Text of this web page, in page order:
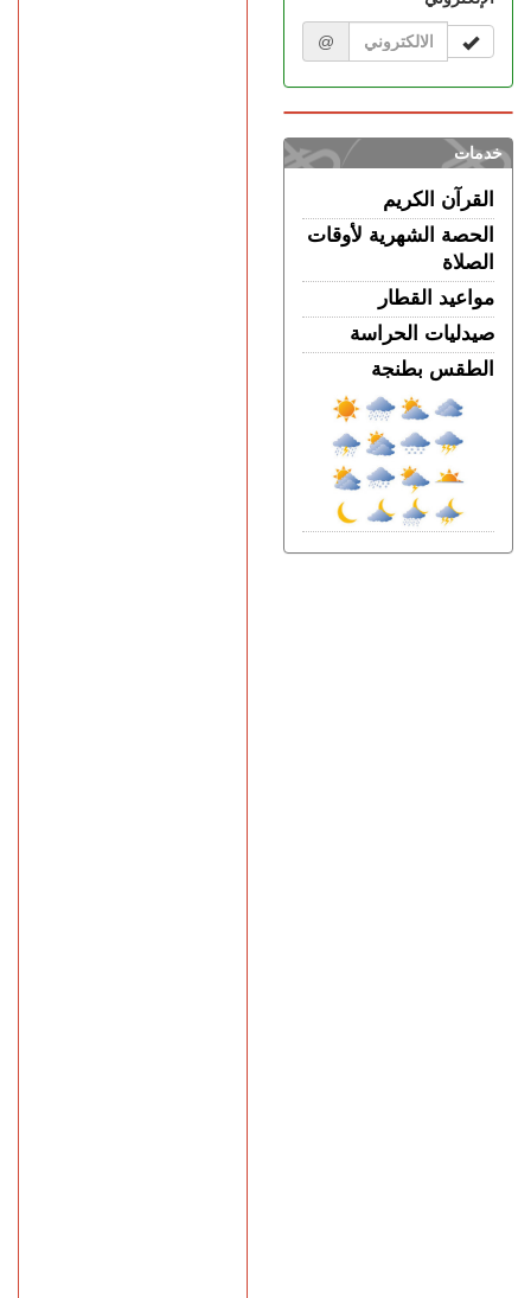
@
خدمات
القرآن الكريم
الحصة الشهرية لأوقات
الصلاة
مواعيد القطار
صيدليات الحراسة
الطقس بطنجة